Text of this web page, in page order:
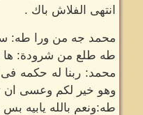
انتهى الفلاش باك .
محمد جه من ورا طه:
طه طلع من شرودة: ها
محمد: ربنا له حكمه
وهو خير لكم وعسى ان
طه:ونعم بالله